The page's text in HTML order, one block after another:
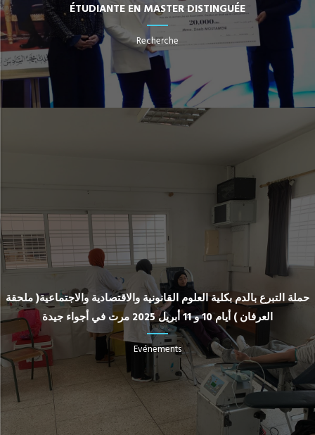
ÉTUDIANTE EN MASTER DISTINGUÉE
Recherche
حملة التبرع بالدم بكلية العلوم القانونية والاقتصادية والاجتماعية( ملحقة
العرفان ) أيام 10 و 11 أبريل 2025 مرت في أجواء جيدة
Evénements